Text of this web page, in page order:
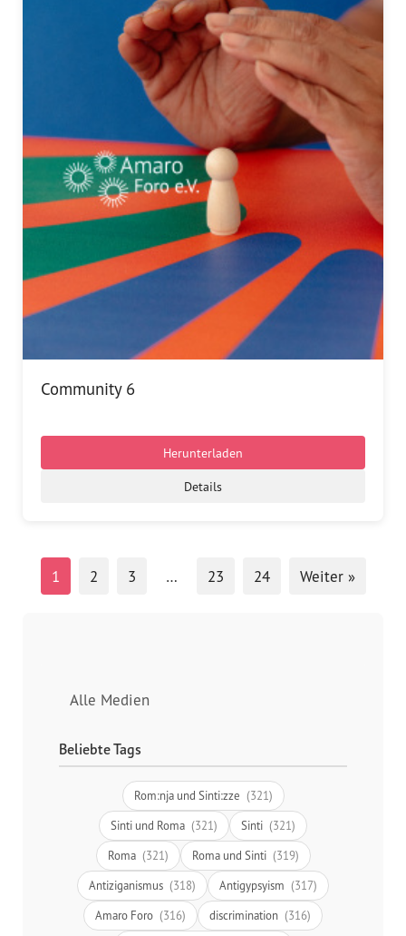
Alle Medien
Beliebte Tags
Rom:nja und Sinti:zze (321)
Sinti und Roma (321) Sinti (321)
Roma (321) Roma und Sinti (319)
Antiziganismus (318) Antigypsyism (317)
Amaro Foro (316) discrimination (316)
Community 6
Herunterladen
Details
1 2 3 … 23 24 Weiter »